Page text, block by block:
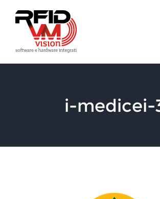
contenuto
i-medicei-